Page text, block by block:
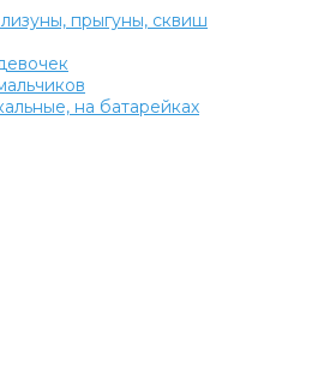
прыгуны, сквиш
на батарейках